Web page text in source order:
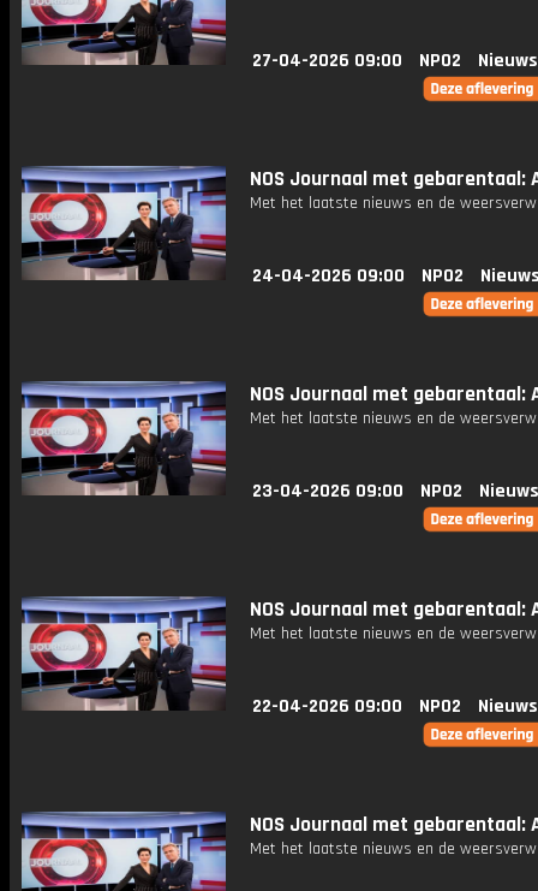
27-04-2026 09:00 NPO2
NOS Journaal met gebarentaal:
Met het laatste nieuws en de
24-04-2026 09:00 NPO2
NOS Journaal met gebarentaal:
Met het laatste nieuws en de
23-04-2026 09:00 NPO2
NOS Journaal met gebarentaal:
Met het laatste nieuws en de
22-04-2026 09:00 NPO2
NOS Journaal met gebarentaal:
Met het laatste nieuws en de